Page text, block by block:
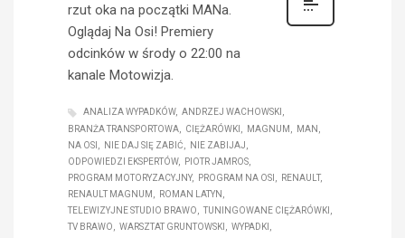
rzut oka na początki MANa.
Oglądaj Na Osi! Premiery
odcinków w środy o 22:00 na
kanale Motowizja.
ANALIZA WYPADKÓW
ANDRZEJ WACHOWSKI
BRANŻA TRANSPORTOWA
CIĘŻARÓWKI MAGNUM
MAN
NA OSI
NIE DAJ SIĘ ZABIĆ
NIE ZABIJAJ
ODPOWIEDZI EKSPERTÓW
PIOTR JAMROS
PROGRAM MOTORYZACYJNY
PROGRAM NA OSI
RENAULT
RENAULT MAGNUM
ROMAN LATYN
TELEWIZYJNE STUDIO BRAWO
TUNINGOWANE CIĘŻARÓWKI
TV BRAWO
WARSZTAT GRUNTOWSKI WYPADKI